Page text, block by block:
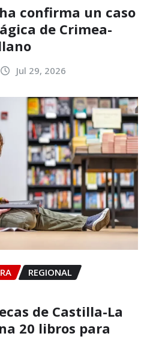
confirma un caso
de Crimea-
Jul 29, 2026
REGIONAL
de Castilla-La
20 libros para